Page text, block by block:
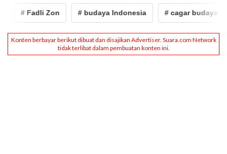
# Fadli Zon # budaya Indonesia # cagar budaya